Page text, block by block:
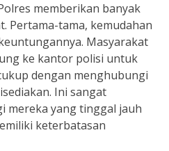
memberikan banyak
Pertama-tama, kemudahan
Masyarakat
ke kantor polisi untuk
dengan menghubungi
Ini sangat
mereka yang tinggal jauh
keterbatasan